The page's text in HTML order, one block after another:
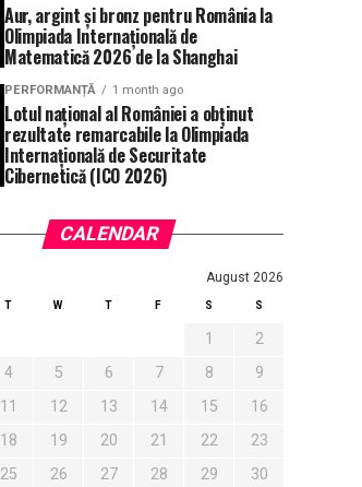
Aur, argint și bronz pentru România la
Olimpiada Internațională de
Matematică 2026 de la Shanghai
PERFORMANȚĂ 1 month ago
Lotul național al României a obținut
rezultate remarcabile la Olimpiada
Internațională de Securitate
Cibernetică (ICO 2026)
CALENDAR
August 2026
T W T F S S
1
2
4 5 6 7 8
9
11 12 13 14 15
16
18 19 20 21 22
23
25 26 27 28 29 30